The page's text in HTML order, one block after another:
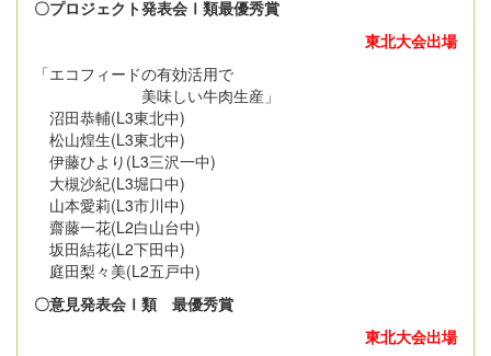
〇プロジェクト発表会Ⅰ類最優秀賞
東北大会出場
「エコフィードの有効活用で
美味しい牛肉生産」
沼田恭輔(L3東北中)
松山煌生(L3東北中)
伊藤ひより(L3三沢一中)
大槻沙紀(L3堀口中)
山本愛莉(L3市川中)
齋藤一花(L2白山台中)
坂田結花(L2下田中)
庭田梨々美(L2五戸中)
〇意見発表会Ⅰ類 最優秀賞
東北大会出場